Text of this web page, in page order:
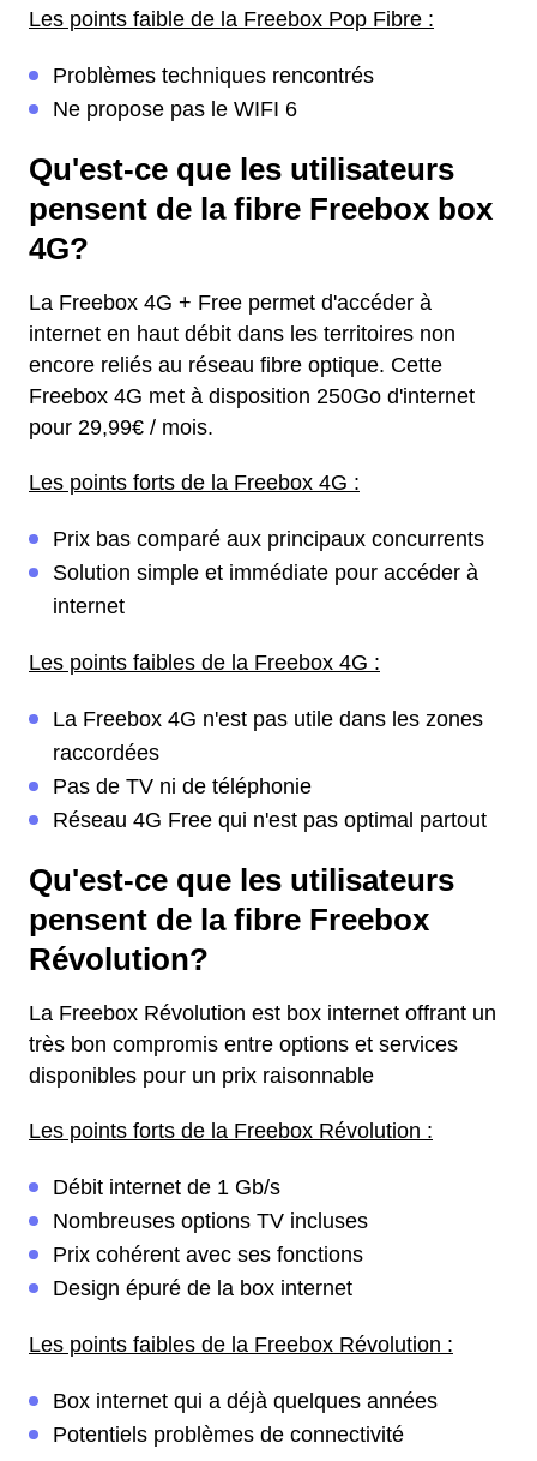
Les points faible de la Freebox Pop Fibre :
Problèmes techniques rencontrés
Ne propose pas le WIFI 6
Qu'est-ce que les utilisateurs
pensent de la fibre Freebox box
4G?
La Freebox 4G + Free permet d'accéder à
internet en haut débit dans les territoires non
encore reliés au réseau fibre optique. Cette
Freebox 4G met à disposition 250Go d'internet
pour 29,99€ / mois.
Les points forts de la Freebox 4G :
Prix bas comparé aux principaux concurrents
Solution simple et immédiate pour accéder à
internet
Les points faibles de la Freebox 4G :
La Freebox 4G n'est pas utile dans les zones
raccordées
Pas de TV ni de téléphonie
Réseau 4G Free qui n'est pas optimal partout
Qu'est-ce que les utilisateurs
pensent de la fibre Freebox
Révolution?
La Freebox Révolution est box internet offrant un
très bon compromis entre options et services
disponibles pour un prix raisonnable
Les points forts de la Freebox Révolution :
Débit internet de 1 Gb/s
Nombreuses options TV incluses
Prix cohérent avec ses fonctions
Design épuré de la box internet
Les points faibles de la Freebox Révolution :
Box internet qui a déjà quelques années
Potentiels problèmes de connectivité